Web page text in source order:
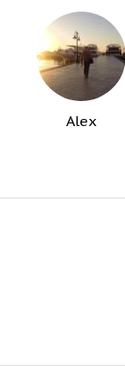
Alex